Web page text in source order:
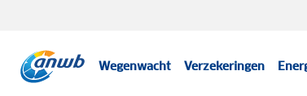
Wegenwacht Verzekeringen